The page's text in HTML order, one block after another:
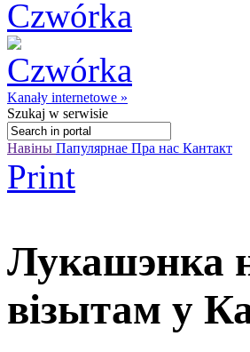
Kanały internetowe »
Szukaj w serwisie
Навіны Папулярнае Пра нас Кантакт
Print
Лукашэнка
візытам у